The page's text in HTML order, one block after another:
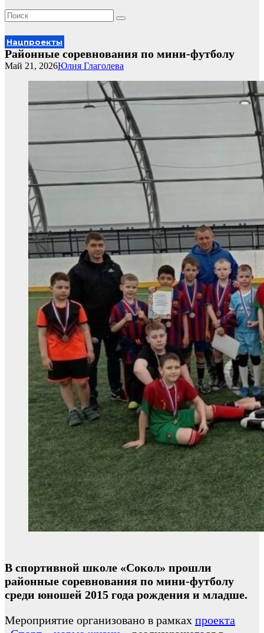
Нацпроекты
Районные соревнования по мини-футболу
Юлия Глаголева
Май 21, 2026
В спортивной школе «Сокол» прошли
районные соревнования по мини-футболу
среди юношей 2015 года рождения и младше.
Мероприятие организовано в рамках проекта